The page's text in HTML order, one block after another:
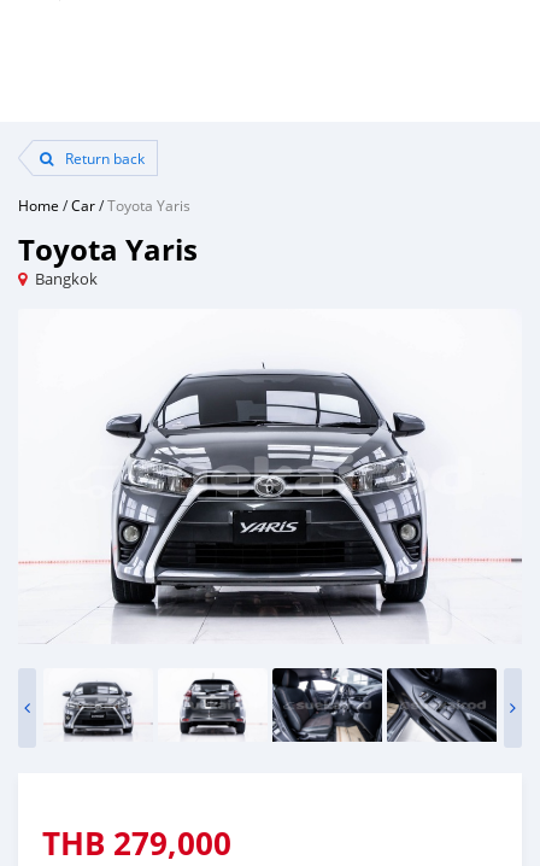
Return back
Home /Car/Toyota Yaris
Toyota Yaris
Bangkok
THB 279,000